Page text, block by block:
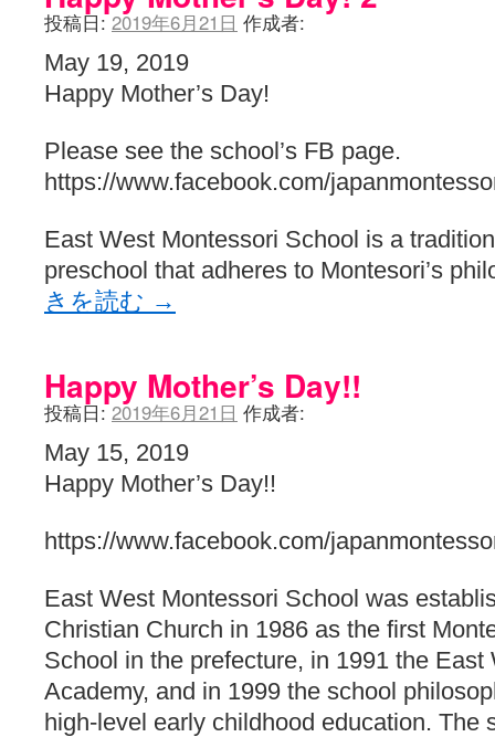
投稿日: 2019年6月21日 作成者:
May 19, 2019
Happy Mother’s Day!
Please see the school’s FB page.
https://www.facebook.com/
East West Montessori School is a
preschool that adheres to Montesori’s
きを読む →
Happy Mother’s Day!!
投稿日: 2019年6月21日 作成者:
May 15, 2019
Happy Mother’s Day!!
https://www.facebook.com/
East West Montessori School was
Christian Church in 1986 as the first
School in the prefecture, in 1991 the East
Academy, and in 1999 the school
high-level early childhood education. The